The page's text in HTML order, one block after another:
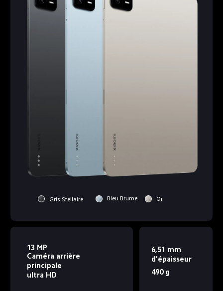
Gris Stellaire Bleu Brume Or
13 MP
Caméra arrière
principale
ultra HD
6,51 mm
d'épaisseur
490 g